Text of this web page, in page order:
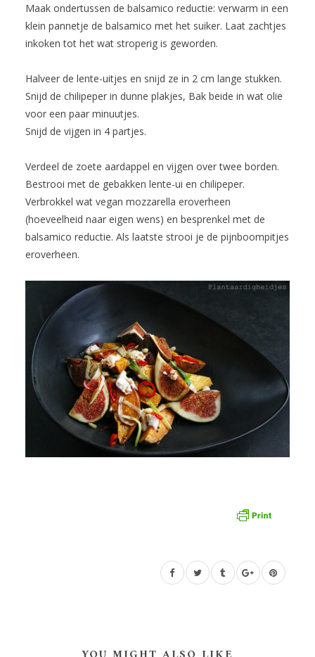
Maak ondertussen de balsamico reductie: verwarm in een
klein pannetje de balsamico met het suiker. Laat zachtjes
inkoken tot het wat stroperig is geworden.
Halveer de lente-uitjes en snijd ze in 2 cm lange stukken.
Snijd de chilipeper in dunne plakjes, Bak beide in wat olie
voor een paar minuutjes.
Snijd de vijgen in 4 partjes.
Verdeel de zoete aardappel en vijgen over twee borden.
Bestrooi met de gebakken lente-ui en chilipeper.
Verbrokkel wat vegan mozzarella eroverheen
(hoeveelheid naar eigen wens) en besprenkel met de
balsamico reductie. Als laatste strooi je de pijnboompitjes
eroverheen.